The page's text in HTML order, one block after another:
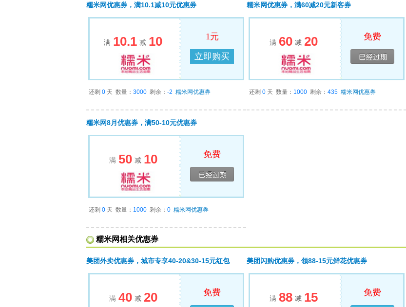
糯米网优惠券，满10.1减10元优惠券
满 10.1 减 10 1元
立即购买
还剩 0 天 数量： 3000 剩余： -2 糯米网优惠券
糯米网优惠券，满60减20元新客券
满 60 减 20 免费
已经领完
还剩 0 天 数量： 1000 剩余： 435 糯米网优惠券
糯米网8月优惠券，满50-10元优惠券
满 50 减 10 免费
已经领完
还剩 0 天 数量： 1000 剩余： 0 糯米网优惠券
糯米网相关优惠券
美团外卖优惠券，城市专享40-20&30-15元红包
满 40 减 20 免费
美团闪购优惠券，领88-15元鲜花优惠券
满 88 减 15 免费